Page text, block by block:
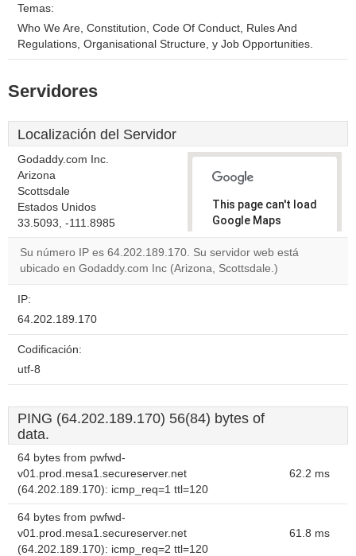
Temas:
Who We Are, Constitution, Code Of Conduct, Rules And
Regulations, Organisational Structure, y Job Opportunities.
Servidores
Localización del Servidor
Godaddy.com Inc.
Arizona
Scottsdale
Estados Unidos
33.5093, -111.8985
This page can't load
Google Maps
correctly.
Do you
own this
OK
Su número IP es 64.202.189.170. Su servidor web está
ubicado en Godaddy.com Inc (Arizona, Scottsdale.)
IP:
64.202.189.170
Codificación:
utf-8
PING (64.202.189.170) 56(84) bytes of
data.
64 bytes from pwfwd-
v01.prod.mesa1.secureserver.net
(64.202.189.170): icmp_req=1 ttl=120
62.2 ms
64 bytes from pwfwd-
v01.prod.mesa1.secureserver.net
(64.202.189.170): icmp_req=2 ttl=120
61.8 ms